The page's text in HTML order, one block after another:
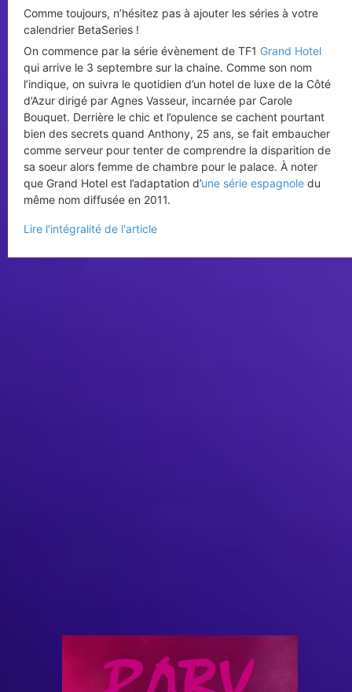
Comme toujours, n’hésitez pas à ajouter les séries à votre
calendrier BetaSeries !
On commence par la série évènement de TF1 Grand Hotel
qui arrive le 3 septembre sur la chaine. Comme son nom
l’indique, on suivra le quotidien d’un hotel de luxe de la Côté
d’Azur dirigé par Agnes Vasseur, incarnée par Carole
Bouquet. Derrière le chic et l’opulence se cachent pourtant
bien des secrets quand Anthony, 25 ans, se fait embaucher
comme serveur pour tenter de comprendre la disparition de
sa soeur alors femme de chambre pour le palace. À noter
que Grand Hotel est l’adaptation d’une série espagnole du
même nom diffusée en 2011.
Lire l'intégralité de l'article